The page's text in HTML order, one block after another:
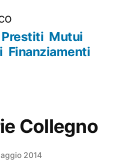
Prestiti Mutui
Finanziamenti
Collegno
2014